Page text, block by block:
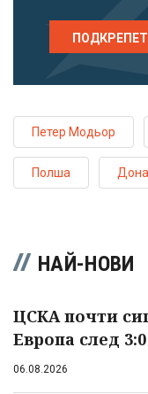
Петер Модьор
Полша
НАЙ-НОВИ
ЦСКА почти
Европа след
06.08.2026